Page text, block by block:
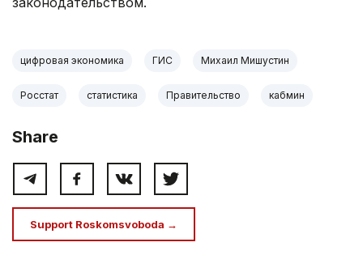
цифровая экономика ГИС Михаил Мишустин
Росстат статистика Правительство кабмин
Share
Support Roskomsvoboda →